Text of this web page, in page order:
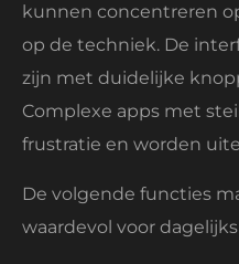
kunnen concentreren
op de techniek. De
zijn met duidelijke
Complexe apps met
frustratie en worden
De volgende functies
waardevol voor